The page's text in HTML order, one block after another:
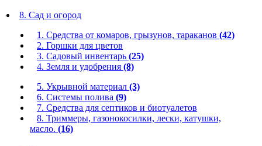
8. Сад и огород
1. Средства от комаров, грызунов, тараканов (42)
2. Горшки для цветов
3. Садовый инвентарь (25)
4. Земля и удобрения (8)
5. Укрывной материал (3)
6. Системы полива (9)
7. Средства для септиков и биотуалетов
8. Триммеры, газонокосилки, лески, катушки,
масло. (16)